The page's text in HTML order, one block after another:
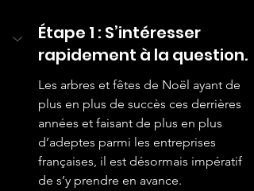
Étape 1 : S’intéresser
rapidement à la question.
Les arbres et fêtes de Noël ayant de
plus en plus de succès ces derrières
années et faisant de plus en plus
d’adeptes parmi les entreprises
françaises, il est désormais impératif
de s’y prendre en avance.